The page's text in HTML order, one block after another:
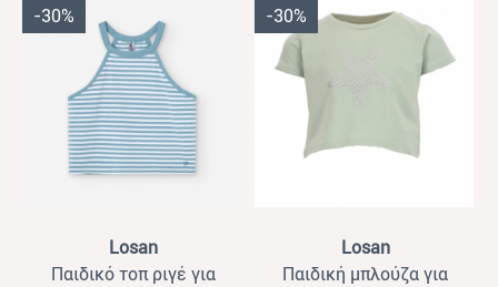
-30%
Losan
Παιδικό τοπ ριγέ για
-30%
Losan
Παιδική μπλούζα για